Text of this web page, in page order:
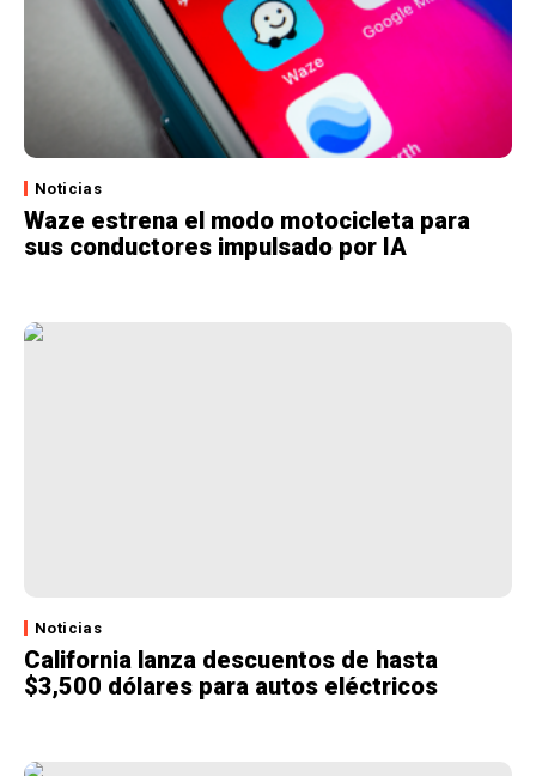
Noticias
Waze estrena el modo motocicleta para
sus conductores impulsado por IA
Noticias
California lanza descuentos de hasta
$3,500 dólares para autos eléctricos